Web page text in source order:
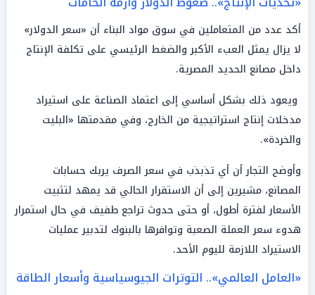
أكد عدد من المتعاملين في سوق مواد البناء أن «سعر الدولار»
لا يزال يمثل العبء الأكبر والضغط الرئيسي على تكلفة الإنتاج
داخل مصانع الحديد المصرية.
ويعود ذلك بشكل أساسي إلى اعتماد الصناعة على استيراد
مدخلات إنتاج استراتيجية من الخارج، وفي مقدمتها «البليت
والخردة».
وأوضح التجار أن أي تذبذب في سعر الصرف يربك حسابات
المصانع، مشيرين إلى أن الاستقرار الحالي قد يمهد لتثبيت
الأسعار لفترة أطول، أو حتى حدوث تراجع طفيف في حال استمرار
هدوء سعر العملة الصعبة وتوافرها بالبنوك لتدبير عمليات
الاستيراد اللازمة لليوم الأحد.
«العامل العالمي».. التوترات الجيوسياسية وأسعار الطاقة